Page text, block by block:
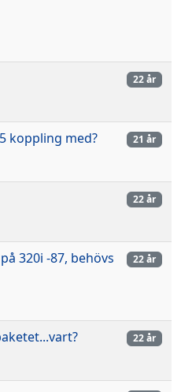
22 år
koppling med? 21 år
22 år
320i -87, behövs
22 år
22 år